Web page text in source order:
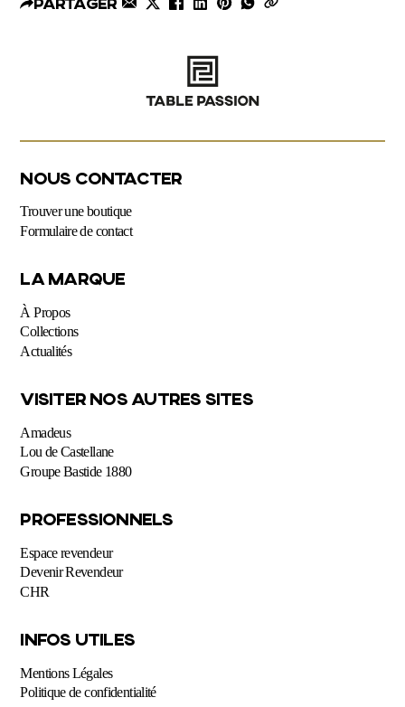
NOUS CONTACTER
Trouver une boutique
Formulaire de contact
LA MARQUE
À Propos
Collections
Actualités
VISITER NOS AUTRES SITES
Amadeus
Lou de Castellane
Groupe Bastide 1880
PROFESSIONNELS
Espace revendeur
Devenir Revendeur
CHR
INFOS UTILES
Mentions Légales
Politique de confidentialité